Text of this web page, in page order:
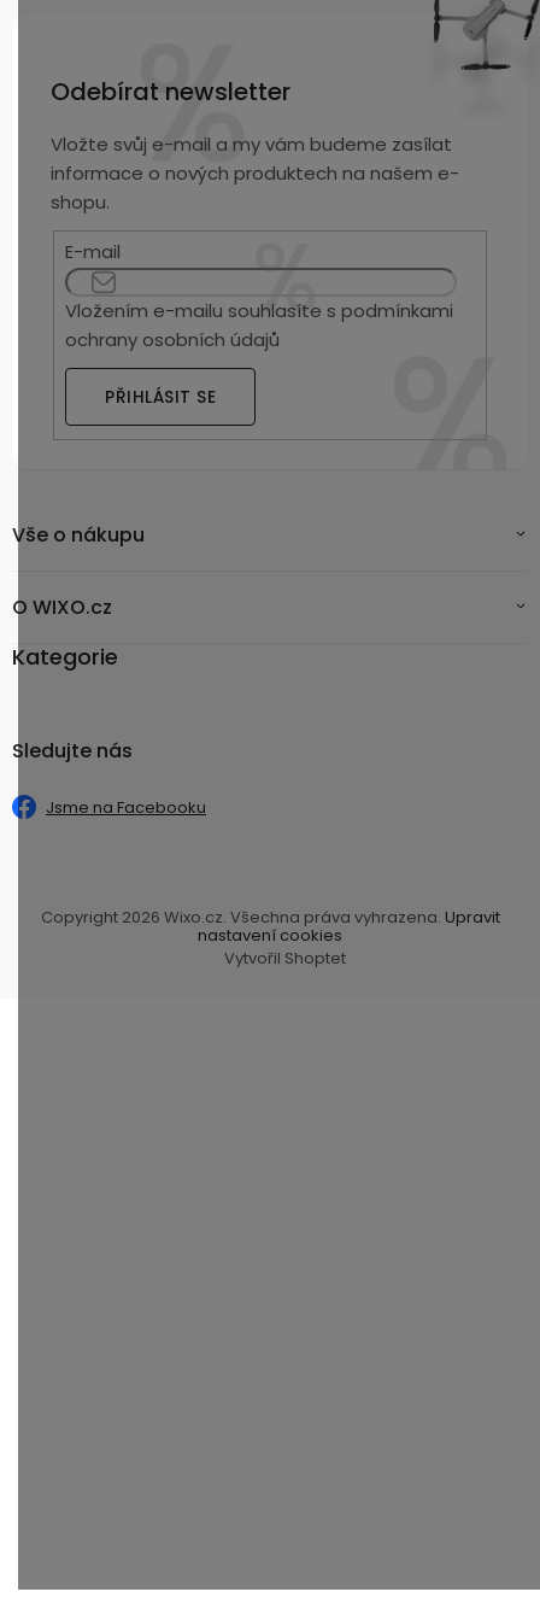
Odebírat newsletter
Vložte svůj e-mail a my vám budeme zasílat
informace o nových produktech na našem e-
shopu.
E-mail
Vložením e-mailu souhlasíte spodmínkami
ochrany osobních údajů
PŘIHLÁSIT SE
Vše o nákupu
O WIXO.cz
Kategorie
Sledujte nás
Jsme na Facebooku
Vytvořil Shoptet
Copyright 2026 Wixo.cz. Všechna práva vyhrazena. Upravit
nastavení cookies